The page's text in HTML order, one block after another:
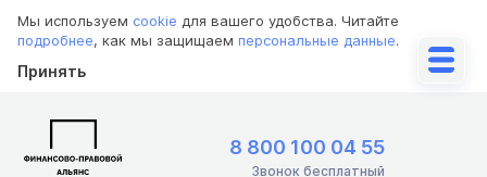
Мы используем cookie для вашего удобства. Читайте
подробнее, как мы защищаем персональные данные.
Принять
8 800 100 04 55
Звонок бесплатный